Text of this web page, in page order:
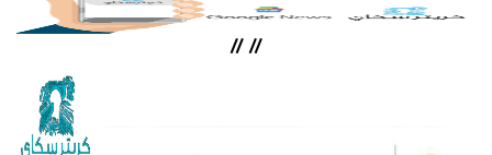
//
//